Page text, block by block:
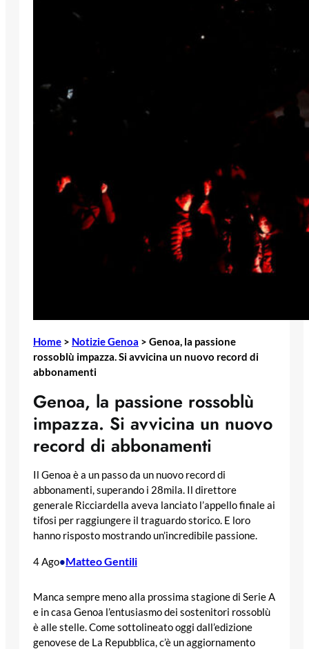
Home > Notizie Genoa > Genoa, la passione
rossoblù impazza. Si avvicina un nuovo record di
abbonamenti
Genoa, la passione rossoblù
impazza. Si avvicina un nuovo
record di abbonamenti
Il Genoa è a un passo da un nuovo record di
abbonamenti, superando i 28mila. Il direttore
generale Ricciardella aveva lanciato l’appello finale ai
tifosi per raggiungere il traguardo storico. E loro
hanno risposto mostrando un’incredibile passione.
4 Ago•Matteo Gentili
Manca sempre meno alla prossima stagione di Serie A
e in casa Genoa l’entusiasmo dei sostenitori rossoblù
è alle stelle. Come sottolineato oggi dall’edizione
genovese de La Repubblica, c’è un aggiornamento